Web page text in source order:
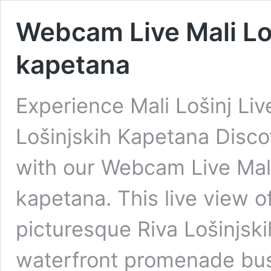
Webcam Live Mali
kapetana
Experience Mali Lošinj
Lošinjskih Kapetana
with our Webcam Live
kapetana. This live view
picturesque Riva
waterfront promenade